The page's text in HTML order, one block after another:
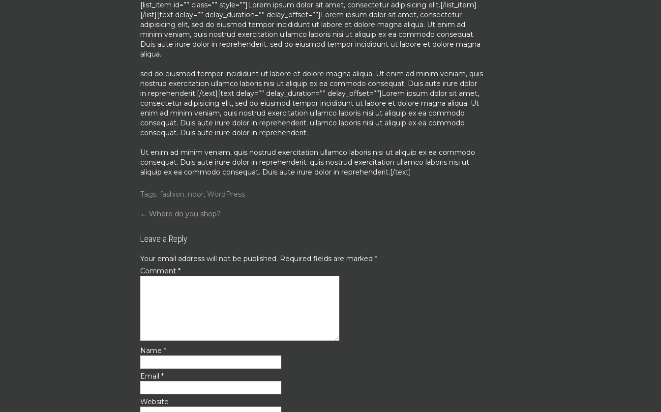
[list_item id=”” class=”” style=””]Lorem ipsum dolor sit amet, consectetur adipisicing elit.[/list_item]
[/list][text delay=”” delay_duration=”” delay_offset=””]Lorem ipsum dolor sit amet, consectetur
adipisicing elit, sed do eiusmod tempor incididunt ut labore et dolore magna aliqua. Ut enim ad
minim veniam, quis nostrud exercitation ullamco laboris nisi ut aliquip ex ea commodo consequat.
Duis aute irure dolor in reprehenderit. sed do eiusmod tempor incididunt ut labore et dolore magna
aliqua.
sed do eiusmod tempor incididunt ut labore et dolore magna aliqua. Ut enim ad minim veniam, quis
nostrud exercitation ullamco laboris nisi ut aliquip ex ea commodo consequat. Duis aute irure dolor
in reprehenderit.[/text][text delay=”” delay_duration=”” delay_offset=””]Lorem ipsum dolor sit amet,
consectetur adipisicing elit, sed do eiusmod tempor incididunt ut labore et dolore magna aliqua. Ut
enim ad minim veniam, quis nostrud exercitation ullamco laboris nisi ut aliquip ex ea commodo
consequat. Duis aute irure dolor in reprehenderit. ullamco laboris nisi ut aliquip ex ea commodo
consequat. Duis aute irure dolor in reprehenderit.
Ut enim ad minim veniam, quis nostrud exercitation ullamco laboris nisi ut aliquip ex ea commodo
consequat. Duis aute irure dolor in reprehenderit. quis nostrud exercitation ullamco laboris nisi ut
aliquip ex ea commodo consequat. Duis aute irure dolor in reprehenderit.[/text]
Tags: fashion, noor, WordPress
POST
NAVIGATION
← Where do you shop?
Leave a Reply
Your email address will not be published. Required fields are marked *
Comment *
Name *
Email *
Website